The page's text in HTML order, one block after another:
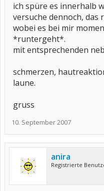
ich spüre es innerhalb
versuche dennoch, das
wobei es bei mir
*runtergeht*.
mit entsprechenden
schmerzen,
laune.
gruss
10. September 2007
anira
Registrierte